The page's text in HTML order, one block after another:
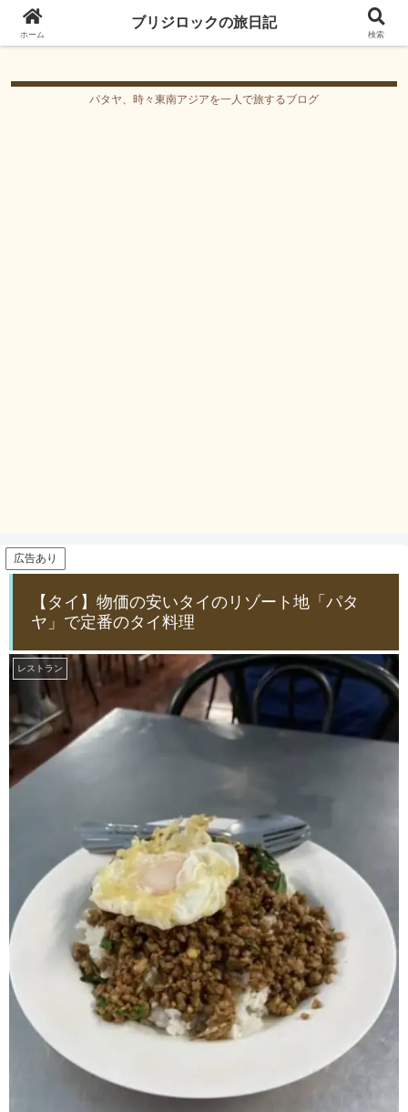
ブリジロックの旅日記
パタヤ、時々東南アジアを一人で旅するブログ
広告あり
【タイ】物価の安いタイのリゾート地「パタ
ヤ」で定番のタイ料理
レストラン
ホーム
ブリジロックの旅日記
検索